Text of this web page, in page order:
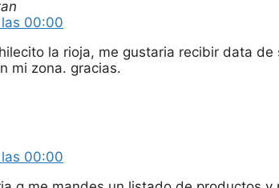
00:00
la rioja, me gustaria recibir data de
mi zona. gracias.
00:00